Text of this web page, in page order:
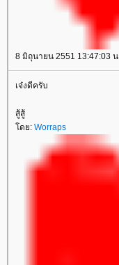
8 มิถุนายน 2551 13:47:03 น.
เจ๋งดีครับ
สู้สู้
ดย: Worraps